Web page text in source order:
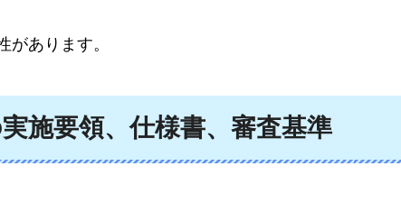
があります。
施要領、仕様書、審査基準